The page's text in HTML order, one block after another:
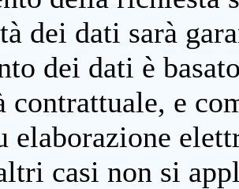
dei dati sarà
dei dati è
contrattuale, e
elaborazione
casi non si